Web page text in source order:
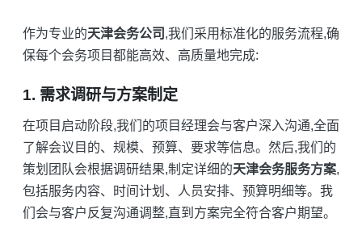
作为专业的天津会务公司 ,我们采用标准化的服务流程,确
保每个会务项目都能高效、高质量地完成:
1. 需求调研与方案制定
在项目启动阶段,我们的项目经理会与客户深入沟通,全面
了解会议目的、规模、预算、要求等信息。然后,我们的
策划团队会根据调研结果,制定详细的天津会务服务方案,
包括服务内容、时间计划、人员安排、预算明细等。我
们会与客户反复沟通调整,直到方案完全符合客户期望。